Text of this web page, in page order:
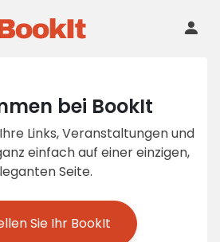
bei BookIt
Links, Veranstaltungen und
einfach auf einer einzigen,
Seite.
Sie Ihr BookIt